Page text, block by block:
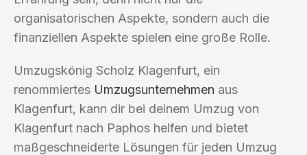
organisatorischen Aspekte, sondern auch die
finanziellen Aspekte spielen eine große Rolle.
Umzugskönig Scholz Klagenfurt, ein
renommiertes Umzugsunternehmen aus
Klagenfurt, kann dir bei deinem Umzug von
Klagenfurt nach Paphos helfen und bietet
maßgeschneiderte Lösungen für jeden Umzug